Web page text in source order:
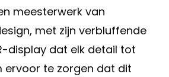
meesterwerk van
met zijn verbluffende
display dat elk detail tot
ervoor te zorgen dat dit